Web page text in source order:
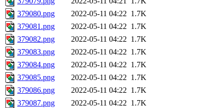
379080.png
2022-05-11 04:22 1.7K
379081.png
2022-05-11 04:22 1.7K
379082.png
2022-05-11 04:22 1.7K
379083.png
2022-05-11 04:22 1.7K
379084.png
2022-05-11 04:22 1.7K
379085.png
2022-05-11 04:22 1.7K
379086.png
2022-05-11 04:22 1.7K
379087.png
2022-05-11 04:22 1.7K